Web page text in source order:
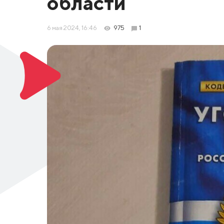
6 мая 2024, 16:46 975 1